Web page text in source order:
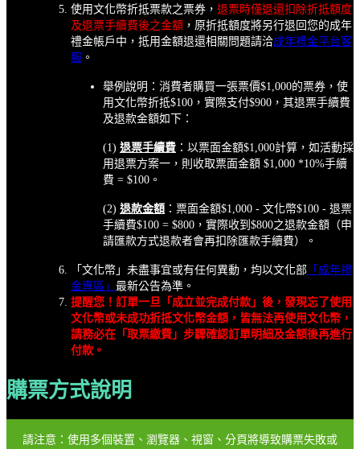
使用文化幣折抵票款之票券， 退票時僅退還扣除折抵額度
及退票手續費後之金額 ，原折抵額度將另行退回您的成年
禮金帳戶中，抵用金額退還相關問題請洽成年禮金平台客
服 。
舉例說明：消費者購買一張票價$1,000的票券，使
用文化幣折抵$100，實際支付$900，其退票手續費
及退款金額如下：
(1) 退票手續費 ：以票面金額$1,000計算，如活動採
用退票方案一，則收取票面金額 $1,000 *10%手續
費 = $100。
(2) 退款金額 ：票面金額$1,000 - 文化幣$100 - 退票
手續費$100 = $800，實際收到$800之退款金額（申
請匯款方式退款者會再扣除匯款手續費）。
「文化幣」未盡事宜或有任何異動，均以文化部 「成年禮
金專區」 最新公告為準。
提醒您！訂單一旦「成立並完成付款」後，發現忘了使用
文化幣或未成功折抵文化幣金額，皆無法再使用文化幣，
請務必在「取票繳費」步驟確認訂單明細及金額後再進行
付款。
購票方式說明
請注意：使用多個裝置、瀏覽器、視窗、分頁將導致購票失敗或